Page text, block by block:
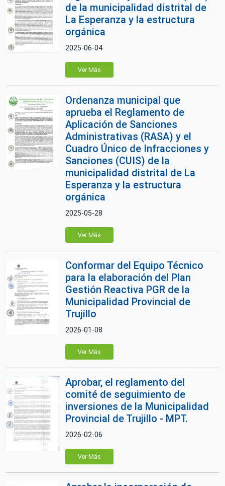
de la municipalidad distrital de
La Esperanza y la estructura
orgánica
2025-06-04
Ver Más
Ordenanza municipal que
aprueba el Reglamento de
Aplicación de Sanciones
Administrativas (RASA) y el
Cuadro Único de Infracciones y
Sanciones (CUIS) de la
municipalidad distrital de La
Esperanza y la estructura
orgánica
2025-05-28
Ver Más
Conformar del Equipo Técnico
para la elaboración del Plan
Gestión Reactiva PGR de la
Municipalidad Provincial de
Trujillo
2026-01-08
Ver Más
Aprobar, el reglamento del
comité de seguimiento de
inversiones de la Municipalidad
Provincial de Trujillo - MPT.
2026-02-06
Ver Más